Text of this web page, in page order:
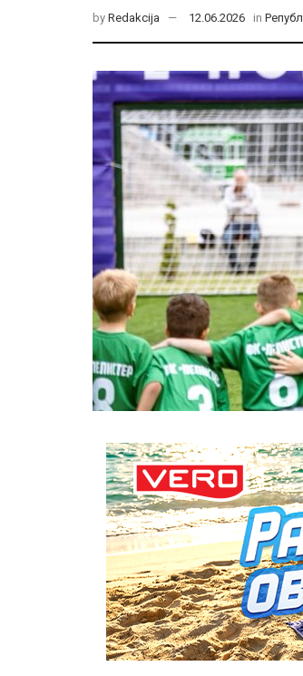
by Redakcija 12.06.2026 in